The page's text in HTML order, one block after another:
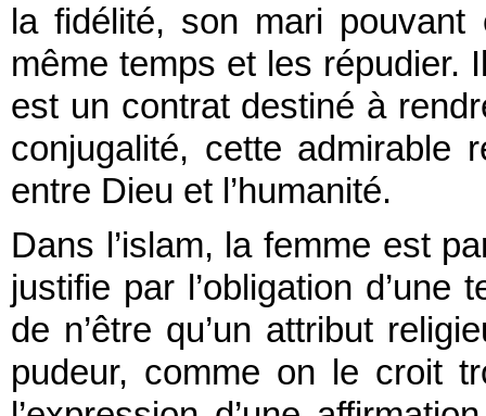
la fidélité, son mari pouvant
même temps et les répudier.
est un contrat destiné à
conjugalité, cette admirable
entre Dieu et l’humanité.
Dans l’islam, la femme est
justifie par l’obligation
de n’être qu’un attribut
pudeur, comme on le croit